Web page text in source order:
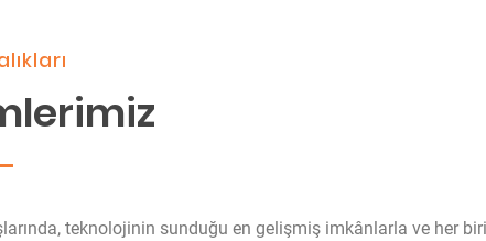
teknolojinin sunduğu en gelişmiş imkânlarla ve her